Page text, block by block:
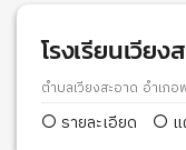
โรงเรียนเวีย
ตำบลเวียงสะอาด อำเภ
รายละเอียด